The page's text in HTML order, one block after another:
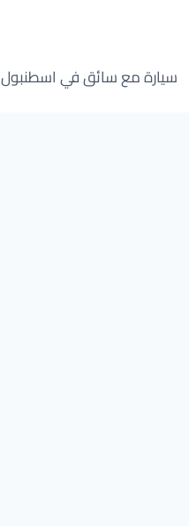
سيارة مع سائق في اسطنبول